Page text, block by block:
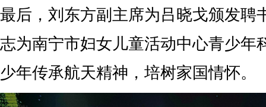
最后，刘东方副主席为吕晓戈颁发聘
志为南宁市妇女儿童活动中心青少年
少年传承航天精神，培树家国情怀。